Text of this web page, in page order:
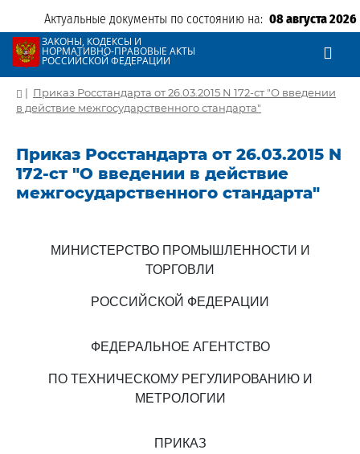
Актуальные документы по состоянию на: 08 августа 2026
ЗАКОНЫ, КОДЕКСЫ И
НОРМАТИВНО-ПРАВОВЫЕ АКТЫ
РОССИЙСКОЙ ФЕДЕРАЦИИ
| Приказ Росстандарта от 26.03.2015 N 172-ст "О введении
в действие межгосударственного стандарта"
Приказ Росстандарта от 26.03.2015 N
172-ст "О введении в действие
межгосударственного стандарта"
МИНИСТЕРСТВО ПРОМЫШЛЕННОСТИ И
ТОРГОВЛИ
РОССИЙСКОЙ ФЕДЕРАЦИИ
ФЕДЕРАЛЬНОЕ АГЕНТСТВО
ПО ТЕХНИЧЕСКОМУ РЕГУЛИРОВАНИЮ И
МЕТРОЛОГИИ
ПРИКАЗ